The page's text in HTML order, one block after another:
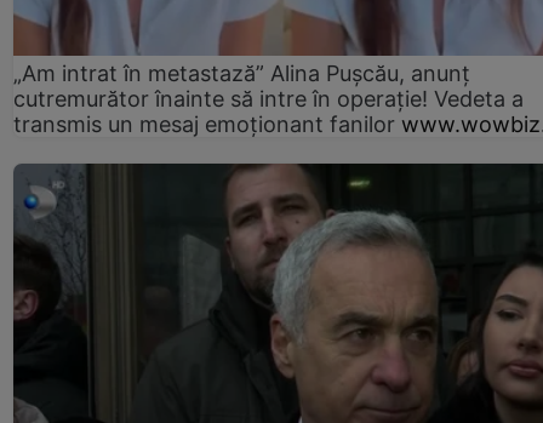
„Am intrat în metastază” Alina Pușcău, anunț
cutremurător înainte să intre în operație! Vedeta a
transmis un mesaj emoționant fanilor